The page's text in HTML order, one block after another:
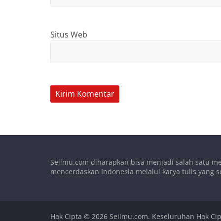
Situs Web
Seilmu.com diharapkan bisa menjadi salah satu
mencerdaskan Indonesia melalui karya tulis yang
Hak Cipta © 2026 Seilmu.com. Keseluruhan Hak